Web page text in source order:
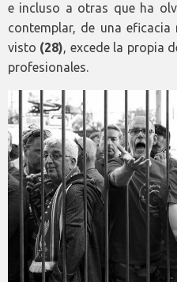
e incluso a otras que ha
contemplar, de una
visto (28), excede la propia
profesionales.